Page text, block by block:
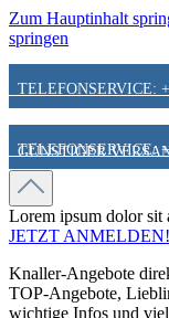
Zum Hauptinhalt
springen
TELEFONSERVICE:
GÜNSTIGER
FAIR &
HINWEIS ZU
TELEFONSERVICE:
GÜNSTIGER
FAIR &
Lorem ipsum dolor sit
JETZT ANMELDEN!
Knaller-Angebote
TOP-Angebote,
wichtige Infos und